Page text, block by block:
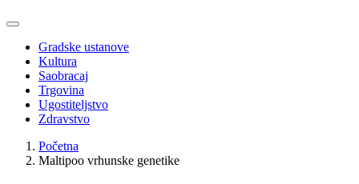
Toggle
navigationGradske ustanove
Kultura
Saobracaj
Trgovina
Ugostiteljstvo
Zdravstvo
Početna
Maltipoo vrhunske genetike